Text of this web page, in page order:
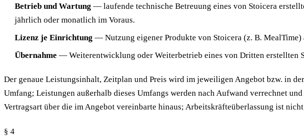
Betrieb und Wartung — laufende technische Betreuung eines von Stoicera
jährlich oder monatlich im Voraus.
Lizenz je Einrichtung — Nutzung eigener Produkte von Stoicera (z. B.
Übernahme — Weiterentwicklung oder Weiterbetrieb eines von Dritten erstellten
Der genaue Leistungsinhalt, Zeitplan und Preis wird im jeweiligen Angebot bzw. in
Umfang; Leistungen außerhalb dieses Umfangs werden nach Aufwand verrechnet
Vertragsart über die im Angebot vereinbarte hinaus; Arbeitskräfteüberlassung ist
§ 4